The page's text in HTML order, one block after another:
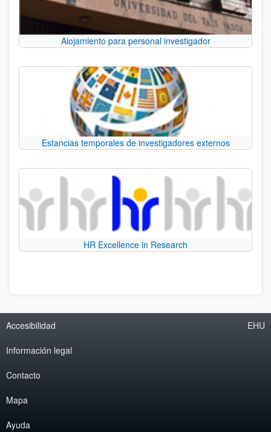
Alojamiento para personal investigador
Estancias temporales de investigadores externos
HR Excellence in Research
Accesibilidad
Información legal
Contacto
Mapa
Ayuda
EHU